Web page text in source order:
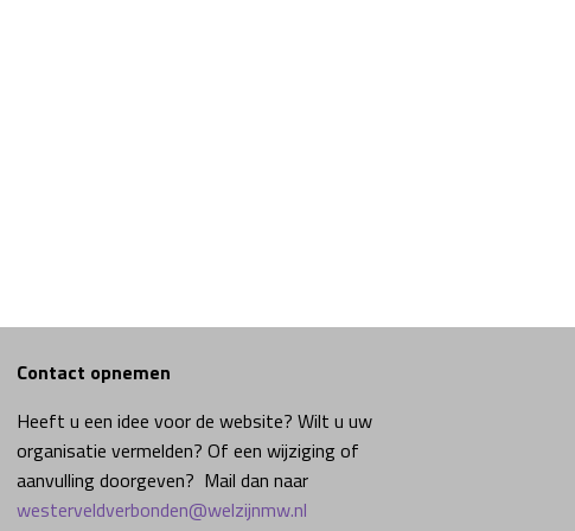
Contact opnemen
Heeft u een idee voor de website? Wilt u uw
organisatie vermelden? Of een wijziging of
aanvulling doorgeven? Mail dan naar
westerveldverbonden@welzijnmw.nl